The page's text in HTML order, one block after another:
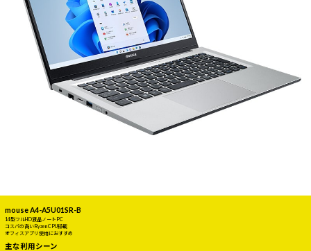
mouse A4-A5U01SR-B
14型フルHD液晶ノートPC
コスパの高いRyzen CPU搭載
オフィスアプリ使用におすすめ
主な利用シーン